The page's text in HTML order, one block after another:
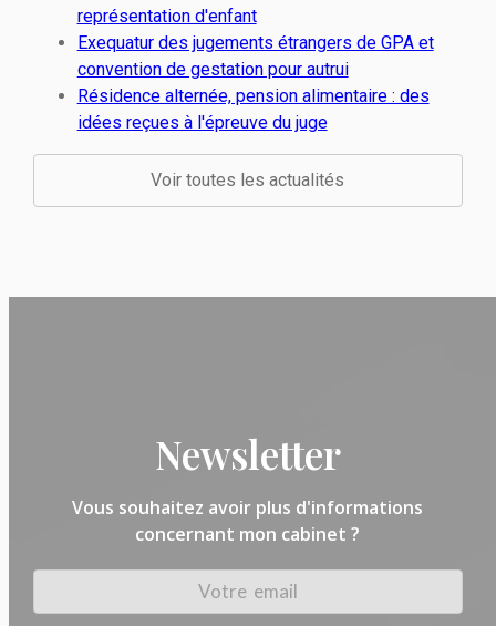
représentation d'enfant
Exequatur des jugements étrangers de GPA et
convention de gestation pour autrui
Résidence alternée, pension alimentaire : des
idées reçues à l'épreuve du juge
Voir toutes les actualités
Newsletter
Vous souhaitez avoir plus d'informations
concernant mon cabinet ?